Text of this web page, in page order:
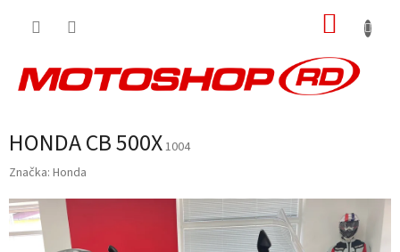
HONDA CB 500X1004
Značka: Honda